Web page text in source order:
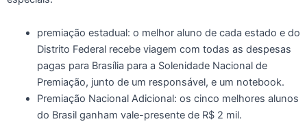
premiação estadual: o melhor aluno de cada estado e do
Distrito Federal recebe viagem com todas as despesas
pagas para Brasília para a Solenidade Nacional de
Premiação, junto de um responsável, e um notebook.
Premiação Nacional Adicional: os cinco melhores alunos
do Brasil ganham vale-presente de R$ 2 mil.